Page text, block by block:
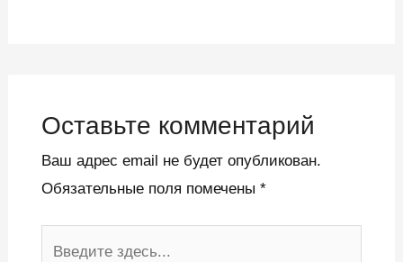
Оставьте комментарий
Ваш адрес email не будет опубликован.
Обязательные поля помечены *